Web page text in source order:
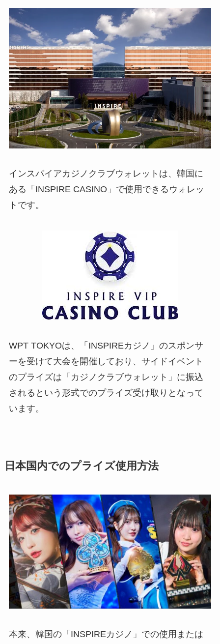
インスパイアカジノクラブウォレットは、韓国に
ある「INSPIRE CASINO」で使用できるウォレッ
トです。
WPT TOKYOは、「INSPIREカジノ」のスポンサ
ーを受けて大会を開催しており、サイドイベント
のプライズは「カジノクラブウォレット」に振込
されるという形式でのプライズ受け取りとなって
います。
日本国内でのプライズ使用方法
本来、韓国の「INSPIREカジノ」での使用または